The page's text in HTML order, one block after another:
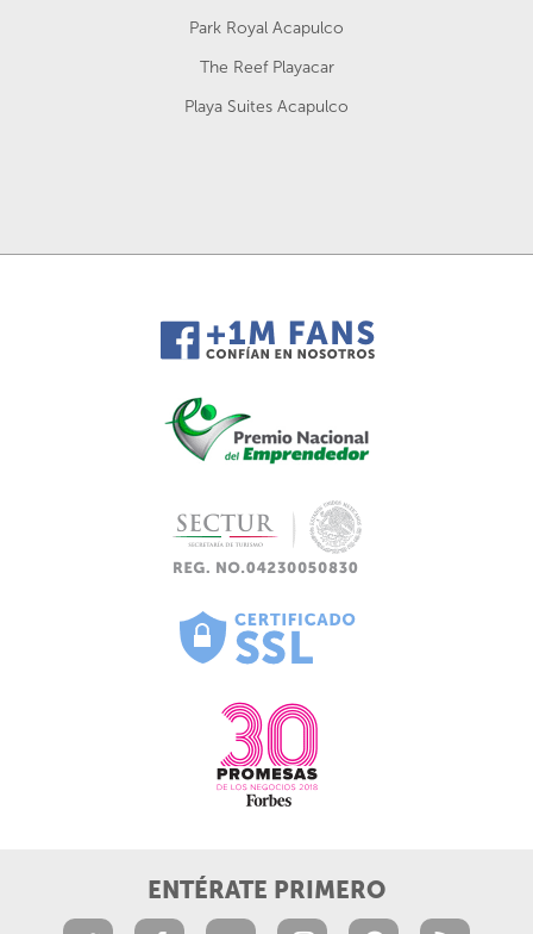
Park Royal Acapulco
The Reef Playacar
Playa Suites Acapulco
ENTÉRATE PRIMERO